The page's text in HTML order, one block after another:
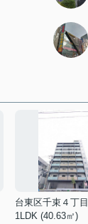
台東区千束４丁目
1LDK (40.63㎡)